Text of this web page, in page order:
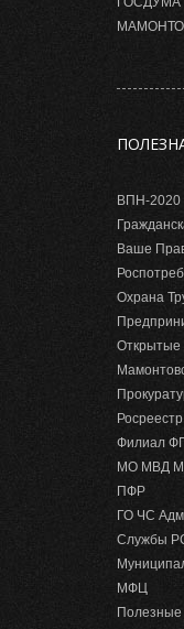
ВПН-2020
Ваше
Охрана
Открытые
Росреестр
Филиал
МО МВД
ПФР
ГО ЧС
Службы
МФЦ
Полезные